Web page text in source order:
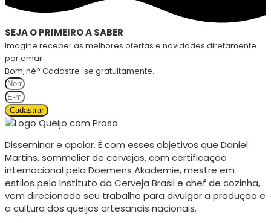
SEJA O PRIMEIRO A SABER
Imagine receber as melhores ofertas e novidades diretamente
por email.
Bom, né? Cadastre-se gratuitamente.
Cadastrar
Disseminar e apoiar. É com esses objetivos que Daniel
Martins, sommelier de cervejas, com certificação
internacional pela Doemens Akademie, mestre em
estilos pelo Instituto da Cerveja Brasil e chef de cozinha,
vem direcionado seu trabalho para divulgar a produção e
a cultura dos queijos artesanais nacionais.